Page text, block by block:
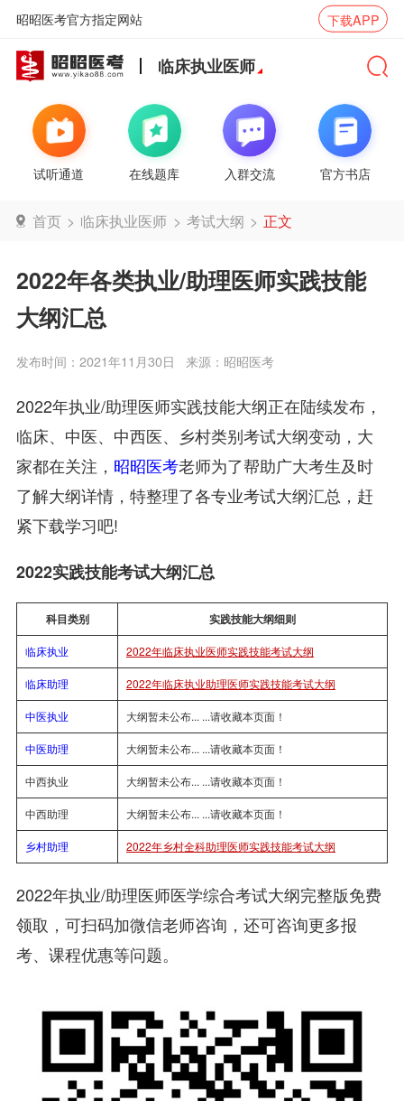
昭昭医考官方指定网站 下载APP
临床执业医师
试听通道 在线题库 入群交流 官方书店
首页 > 临床执业医师 > 考试大纲 > 正文
2022年各类执业/助理医师实践技能
大纲汇总
发布时间：2021年11月30日 来源：昭昭医考
2022年执业/助理医师实践技能大纲正在陆续发布，
临床、中医、中西医、乡村类别考试大纲变动，大
家都在关注， 昭昭医考老师为了帮助广大考生及时
了解大纲详情，特整理了各专业考试大纲汇总，赶
紧下载学习吧!
2022实践技能考试大纲汇总
科目类别 实践技能大纲细则
临床执业 2022年临床执业医师实践技能考试大纲
临床助理 2022年临床执业助理医师实践技能考试大纲
中医执业 大纲暂未公布... ...请收藏本页面！
中医助理 大纲暂未公布... ...请收藏本页面！
中西执业 大纲暂未公布... ...请收藏本页面！
中西助理 大纲暂未公布... ...请收藏本页面！
乡村助理 2022年乡村全科助理医师实践技能考试大纲
2022年执业/助理医师医学综合考试大纲完整版免费
领取，可扫码加微信老师咨询，还可咨询更多报
考、课程优惠等问题。